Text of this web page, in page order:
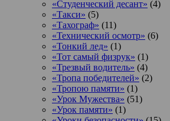
«Студенческий десант» (4)
«Такси» (5)
«Тахограф» (11)
«Технический осмотр» (6)
«Тонкий лед» (1)
«Тот самый физрук» (1)
«Трезвый водитель» (4)
«Тропа победителей» (2)
«Тропою памяти» (1)
«Урок Мужества» (51)
«Урок памяти» (1)